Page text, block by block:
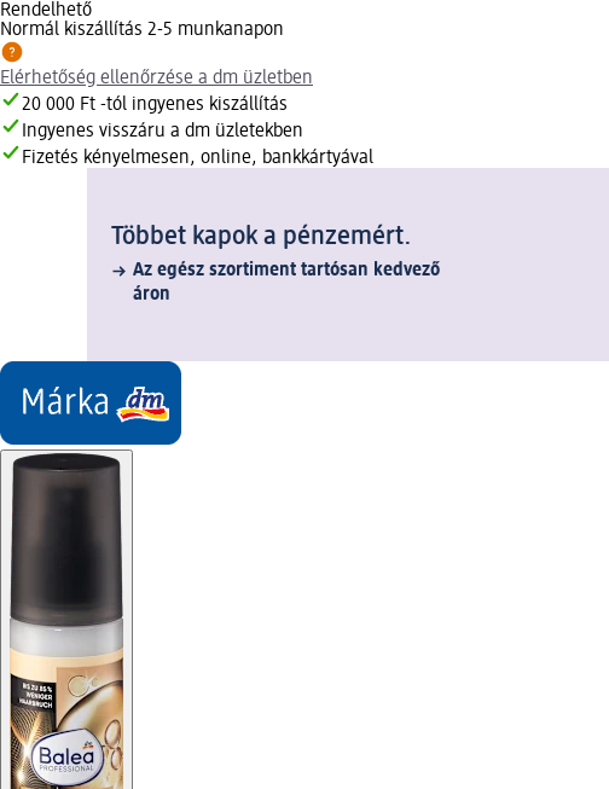
Rendelhető
Normál kiszállítás 2-5 munkanapon
Elérhetőség ellenőrzése a dm üzletben
20 000 Ft -tól ingyenes kiszállítás
Ingyenes visszáru a dm üzletekben
Fizetés kényelmesen, online, bankkártyával
Többet kapok a pénzemért.
Az egész szortiment tartósan kedvező
áron